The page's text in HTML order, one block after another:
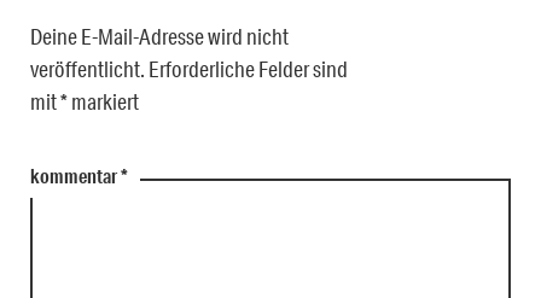
Deine E-Mail-Adresse wird nicht
veröffentlicht. Erforderliche Felder sind
mit*markiert
kommentar*